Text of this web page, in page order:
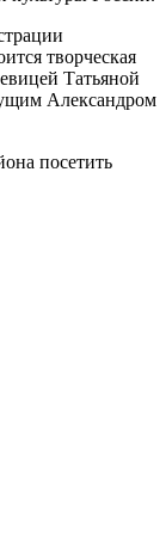
творческая
Татьяной
Александром
посетить